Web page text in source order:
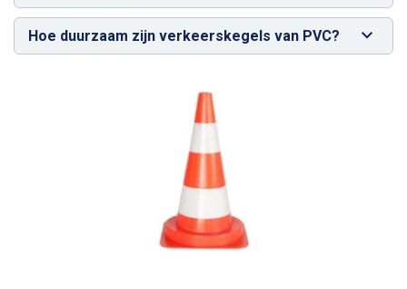
Hoe duurzaam zijn verkeerskegels van PVC?